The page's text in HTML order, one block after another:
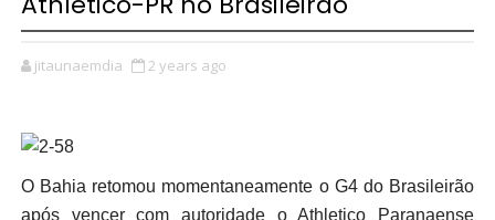
jitaunaemdia 2 years ago
O Bahia retomou momentaneamente o G4 do Brasileirão
após vencer com autoridade o Athletico Paranaense